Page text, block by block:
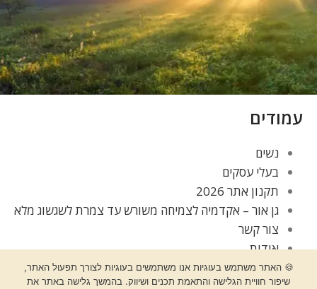
תקנון אתר
עמודים
נשים
בעלי עסקים
תקנון אתר 2026
גן אור – אקדמיה לצמיחה משורש עד צמרת לשגשוג מלא
צור קשר
אודות
בלוג
🍪 האתר משתמש בעוגיות אנו משתמשים בעוגיות לצורך תפעול האתר,
שיפור חוויית הגלישה והתאמת תכנים ושיווק. בהמשך גלישה באתר את